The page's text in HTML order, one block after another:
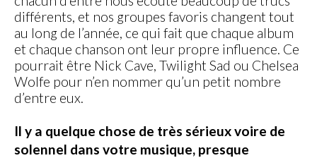
différents, et nos groupes favoris changent tout
au long de l’année, ce qui fait que chaque album
et chaque chanson ont leur propre influence. Ce
pourrait être Nick Cave, Twilight Sad ou Chelsea
Wolfe pour n’en nommer qu’un petit nombre
d’entre eux.
Il y a quelque chose de très sérieux voire de
solennel dans votre musique, presque